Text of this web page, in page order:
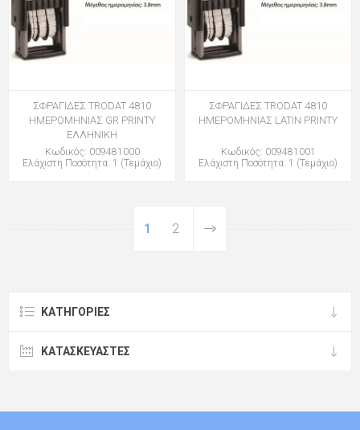
ΣΦΡΑΓΙΔΕΣ TRODAT 4810
ΗΜΕΡΟΜΗΝΙΑΣ GR PRINTY
ΕΛΛΗΝΙΚΗ
Κωδικός: 009481000
Ελάχιστη Ποσότητα: 1 (Τεμάχιο)
ΣΦΡΑΓΙΔΕΣ TRODAT 4810
ΗΜΕΡΟΜΗΝΙΑΣ LATIN PRINTY
Κωδικός: 009481001
Ελάχιστη Ποσότητα: 1 (Τεμάχιο)
1 2
ΚΑΤΗΓΟΡΊΕΣ
ΚΑΤΑΣΚΕΥΑΣΤΈΣ